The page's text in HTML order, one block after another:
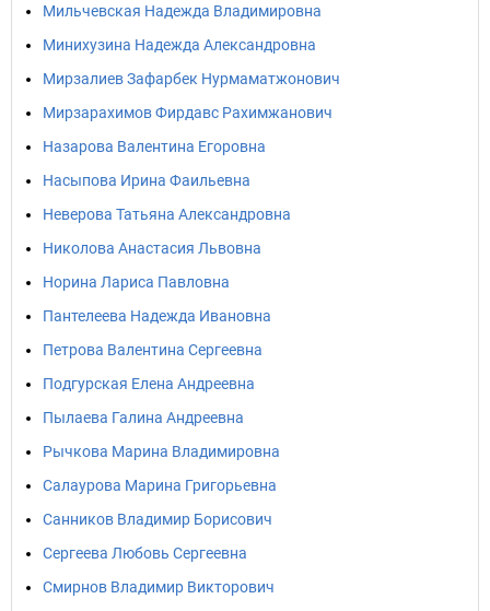
Мильчевская Надежда Владимировна
Минихузина Надежда Александровна
Мирзалиев Зафарбек Нурмаматжонович
Мирзарахимов Фирдавс Рахимжанович
Назарова Валентина Егоровна
Насыпова Ирина Фаильевна
Неверова Татьяна Александровна
Николова Анастасия Львовна
Норина Лариса Павловна
Пантелеева Надежда Ивановна
Петрова Валентина Сергеевна
Подгурская Елена Андреевна
Пылаева Галина Андреевна
Рычкова Марина Владимировна
Салаурова Марина Григорьевна
Санников Владимир Борисович
Сергеева Любовь Сергеевна
Смирнов Владимир Викторович